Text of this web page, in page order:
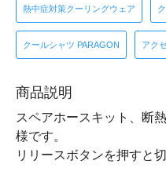
熱中症対策クーリングウェア
クールシャツ PARAGON アク
商品説明
スペアホースキット、断
様です。
リリースボタンを押すと